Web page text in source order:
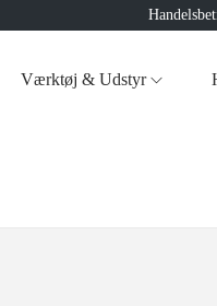
Værktøj & Udstyr